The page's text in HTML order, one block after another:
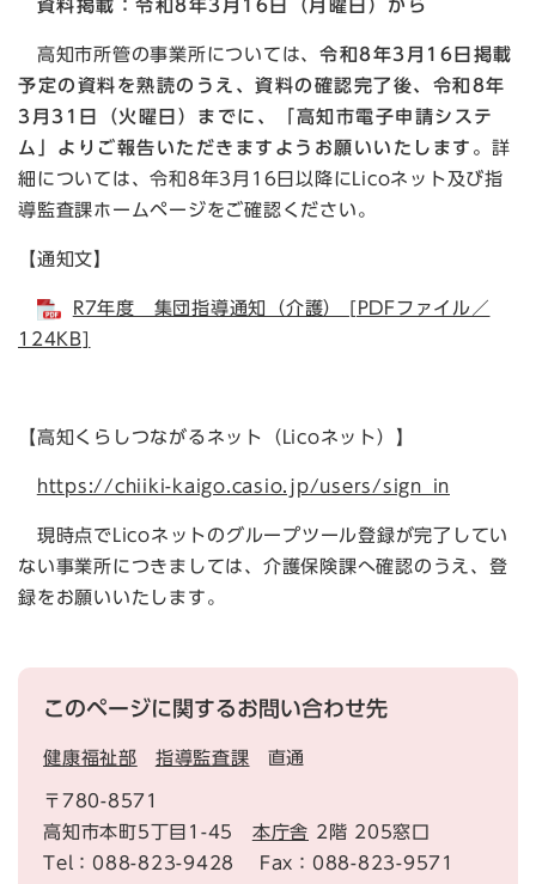
資料掲載：令和8年3月16日（月曜日）から
高知市所管の事業所については、 令和8年3月16日掲載
予定の資料を熟読のうえ、資料の確認完了後、令和8年
3月31日（火曜日）までに、「高知市電子申請システ
ム」よりご報告いただきますようお願いいたします。 詳
細については、令和8年3月16日以降にLicoネット及び指
導監査課ホームページをご確認ください。
【通知文】
R7年度 集団指導通知（介護） [PDFファイル／
124KB]
【高知くらしつながるネット（Licoネット）】
https://chiiki-kaigo.casio.jp/users/sign_in
現時点でLicoネットのグループツール登録が完了してい
ない事業所につきましては、介護保険課へ確認のうえ、登
録をお願いいたします。
このページに関するお問い合わせ先
健康福祉部 指導監査課 直通
〒780-8571
高知市本町5丁目1-45 本庁舎 2階 205窓口
Tel：088-823-9428
Fax：088-823-9571